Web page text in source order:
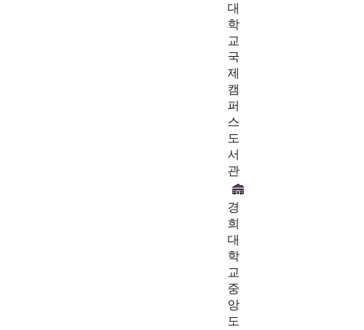
대
학
교
국
제
캠
퍼
스
도
서
관
경
희
대
학
교
중
앙
도